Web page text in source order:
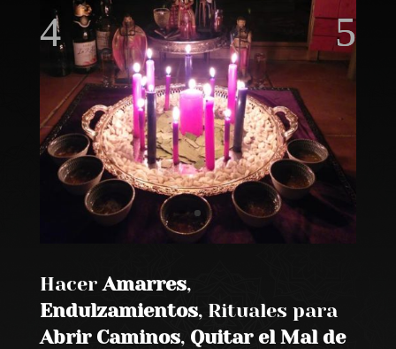
Hacer Amarres,
Endulzamientos, Rituales para
Abrir Caminos, Quitar el Mal de